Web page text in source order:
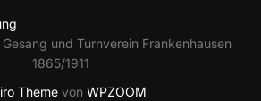
und Turnverein Frankenhausen
1865/1911
Theme von WPZOOM